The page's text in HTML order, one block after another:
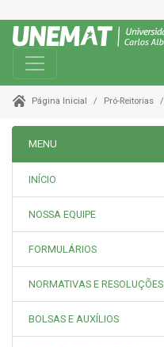
Toggle navigation
Página Inicial Pró-Reitorias
MENU
INÍCIO
NOSSA EQUIPE
FORMULÁRIOS
NORMATIVAS E RESOLUÇÕES
BOLSAS E AUXÍLIOS